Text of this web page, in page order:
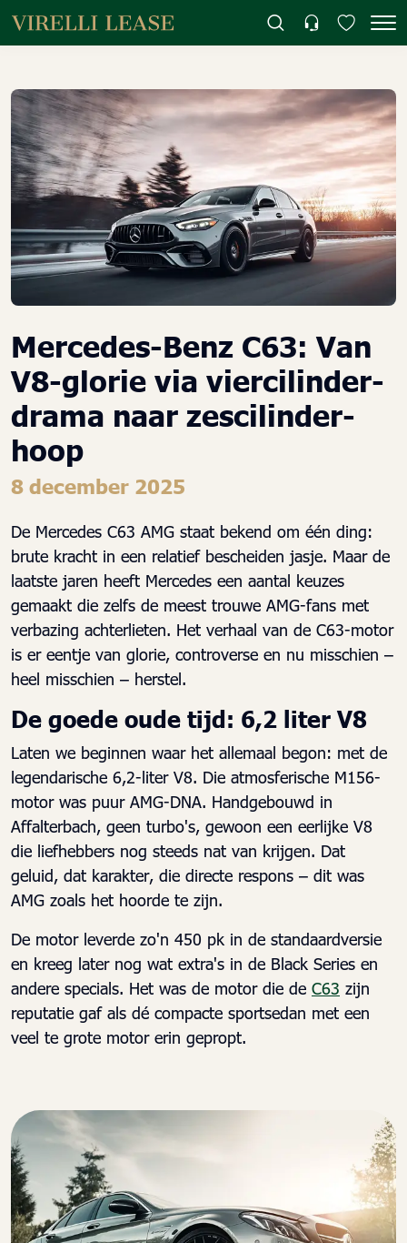
Mercedes-Benz C63: Van
V8-glorie via viercilinder-
drama naar zescilinder-
hoop
8 december 2025
De Mercedes C63 AMG staat bekend om één ding:
brute kracht in een relatief bescheiden jasje. Maar de
laatste jaren heeft Mercedes een aantal keuzes
gemaakt die zelfs de meest trouwe AMG-fans met
verbazing achterlieten. Het verhaal van de C63-motor
is er eentje van glorie, controverse en nu misschien –
heel misschien – herstel.
De goede oude tijd: 6,2 liter V8
Laten we beginnen waar het allemaal begon: met de
legendarische 6,2-liter V8. Die atmosferische M156-
motor was puur AMG-DNA. Handgebouwd in
Affalterbach, geen turbo's, gewoon een eerlijke V8
die liefhebbers nog steeds nat van krijgen. Dat
geluid, dat karakter, die directe respons – dit was
AMG zoals het hoorde te zijn.
De motor leverde zo'n 450 pk in de standaardversie
en kreeg later nog wat extra's in de Black Series en
andere specials. Het was de motor die de C63 zijn
reputatie gaf als dé compacte sportsedan met een
veel te grote motor erin gepropt.